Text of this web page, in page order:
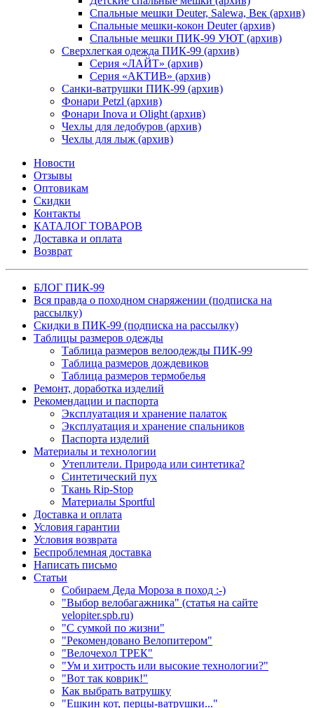
Спальные мешки Deuter, Salewa, Век (архив)
Спальные мешки-кокон Deuter (архив)
Спальные мешки ПИК-99 УЮТ (архив)
Сверхлегкая одежда ПИК-99 (архив)
Серия «ЛАЙТ» (архив)
Серия «АКТИВ» (архив)
Санки-ватрушки ПИК-99 (архив)
Фонари Petzl (архив)
Фонари Inova и Olight (архив)
Чехлы для ледобуров (архив)
Чехлы для лыж (архив)
Новости
Отзывы
Оптовикам
Скидки
Контакты
КАТАЛОГ ТОВАРОВ
Доставка и оплата
Возврат
БЛОГ ПИК-99
Вся правда о походном снаряжении (подписка на
рассылку)
Скидки в ПИК-99 (подписка на рассылку)
Таблицы размеров одежды
Таблица размеров велоодежды ПИК-99
Таблица размеров дождевиков
Таблица размеров термобелья
Ремонт, доработка изделий
Рекомендации и паспорта
Эксплуатация и хранение палаток
Эксплуатация и хранение спальников
Паспорта изделий
Материалы и технологии
Утеплители. Природа или синтетика?
Синтетический пух
Ткань Rip-Stop
Материалы Sportful
Доставка и оплата
Условия гарантии
Условия возврата
Беспроблемная доставка
Написать письмо
Статьи
Собираем Деда Мороза в поход :-)
"Выбор велобагажника" (статья на сайте
velopiter.spb.ru)
"С сумкой по жизни"
"Рекомендовано Велопитером"
"Велочехол ТРЕК"
"Ум и хитрость или высокие технологии?"
"Вот так коврик!"
Как выбрать ватрушку
"Ешкин кот, перцы-ватрушки..."